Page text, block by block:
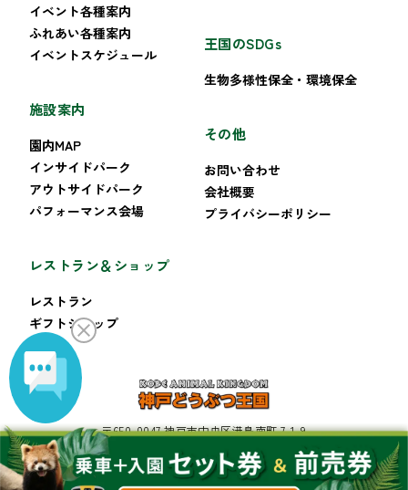
イベント各種案内
ふれあい各種案内
イベントスケジュール
施設案内
園内MAP
インサイドパーク
アウトサイドパーク
パフォーマンス会場
レストラン＆ショップ
レストラン
ギフトショップ
王国のSDGs
生物多様性保全・環境保全
その他
お問い合わせ
会社概要
プライバシーポリシー
〒650-0047 神戸市中央区港島南町 7-1-9